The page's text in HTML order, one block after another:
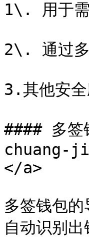
1\. 用于需
2\. 通过多
3.其他安全
#### 多
chuang-
</a>
多签钱包
自动识别